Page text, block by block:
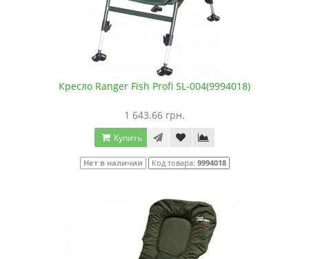
Кресло Ranger Fish Profi SL-004(9994018)
1 643.66 грн.
Купить
Нет в наличии Код товара: 9994018